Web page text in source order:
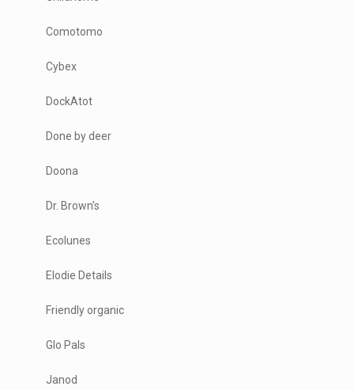
Comotomo
Cybex
DockAtot
Done by deer
Doona
Dr. Brown’s
Ecolunes
Elodie Details
Friendly organic
Glo Pals
Janod